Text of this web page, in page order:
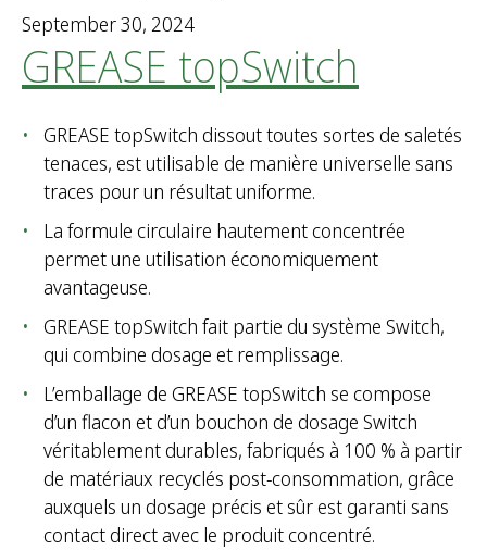
September 30, 2024
GREASE topSwitch
GREASE topSwitch dissout toutes sortes de saletés
tenaces, est utilisable de manière universelle sans
traces pour un résultat uniforme.
La formule circulaire hautement concentrée
permet une utilisation économiquement
avantageuse.
GREASE topSwitch fait partie du système Switch,
qui combine dosage et remplissage.
L’emballage de GREASE topSwitch se compose
d’un flacon et d’un bouchon de dosage Switch
véritablement durables, fabriqués à 100 % à partir
de matériaux recyclés post-consommation, grâce
auxquels un dosage précis et sûr est garanti sans
contact direct avec le produit concentré.